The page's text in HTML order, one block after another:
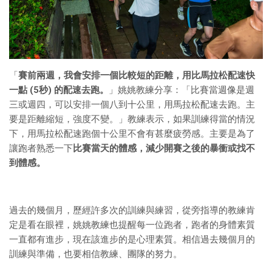
「賽前兩週，我會安排一個比較短的距離，用比馬拉松配速快
一點 (5秒) 的配速去跑。
」姚姚教練分享：「比賽當週像是週
三或週四，可以安排一個八到十公里，用馬拉松配速去跑。主
要是距離縮短，強度不變。」教練表示，如果訓練得當的情況
下，用馬拉松配速跑個十公里不會有甚麼疲勞感。主要是為了
讓跑者熟悉一下比賽當天的體感，減少開賽之後的暴衝或找不
到體感。
過去的幾個月，歷經許多次的訓練與練習，從旁指導的教練肯
定是看在眼裡，姚姚教練也提醒每一位跑者，跑者的身體素質
一直都有進步，現在該進步的是心理素質。相信過去幾個月的
訓練與準備，也要相信教練、團隊的努力。